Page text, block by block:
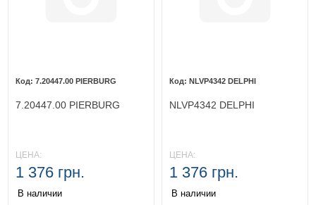
7.20447.00 PIERBURG
7.20447.00 PIERBURG
ЦЕНА:
1 376 грн.
В наличии
NLVP4342 DELPHI
NLVP4342 DELPHI
ЦЕНА:
1 376 грн.
В наличии